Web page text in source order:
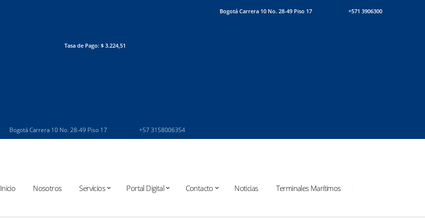
Bogotá Carrera 10 No. 28-49 Piso 17 +571 3906300
Tasa de Pago: $ 3.224,51
Bogotá Carrera 10 No. 28-49 Piso 17 +57 3158006354
Inicio Nosotros Servicios Portal Digital Contacto Noticias Terminales Marítimos